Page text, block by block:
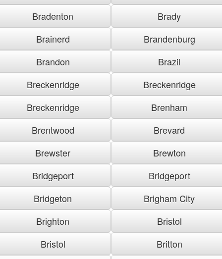
Bradenton
Brady
Brainerd
Brandenburg
Brandon
Brazil
Breckenridge
Breckenridge
Breckenridge
Brenham
Brentwood
Brevard
Brewster
Brewton
Bridgeport
Bridgeport
Bridgeton
Brigham City
Brighton
Bristol
Bristol
Britton